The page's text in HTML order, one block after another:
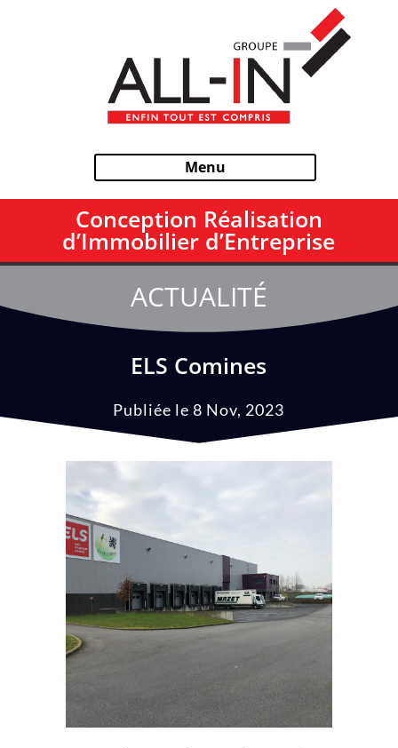
Menu
Conception Réalisation
d’Immobilier d’Entreprise
ACTUALITÉ
ELS Comines
Publiée le 8 Nov, 2023